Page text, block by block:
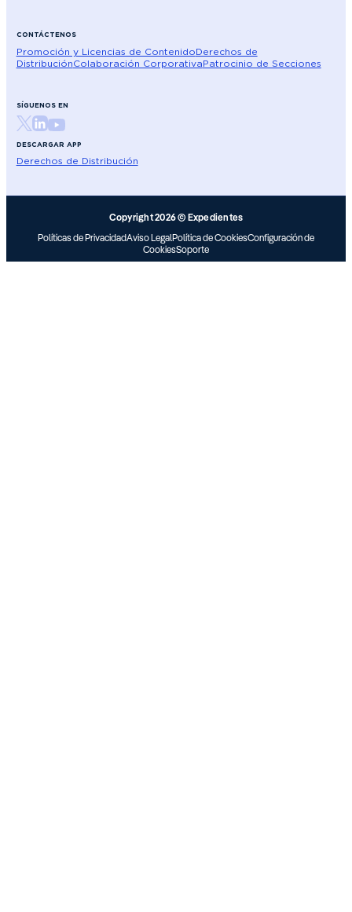
CONTÁCTENOS
Promoción y Licencias de ContenidoDerechos de
DistribuciónColaboración CorporativaPatrocinio de Secciones
SÍGUENOS EN
DESCARGAR APP
Derechos de Distribución
Copyright 2026 © Expedientes
Políticas de PrivacidadAviso LegalPolítica de CookiesConfiguración de
CookiesSoporte